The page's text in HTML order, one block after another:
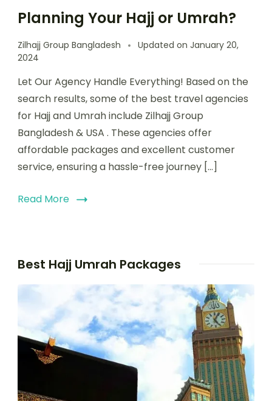
Planning Your Hajj or Umrah?
Zilhajj Group Bangladesh Updated on January 20,
2024
Let Our Agency Handle Everything! Based on the
search results, some of the best travel agencies
for Hajj and Umrah include Zilhajj Group
Bangladesh & USA . These agencies offer
affordable packages and excellent customer
service, ensuring a hassle-free journey […]
Read More
Best Hajj Umrah Packages